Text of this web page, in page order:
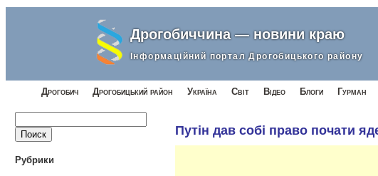
Дрогобиччина — новини краю
Інформаційний портал Дрогобицького району
Дрогобич Дрогобицький район Україна Світ Відео Блоги Гурман
Рубрики
Путін дав собі право почати